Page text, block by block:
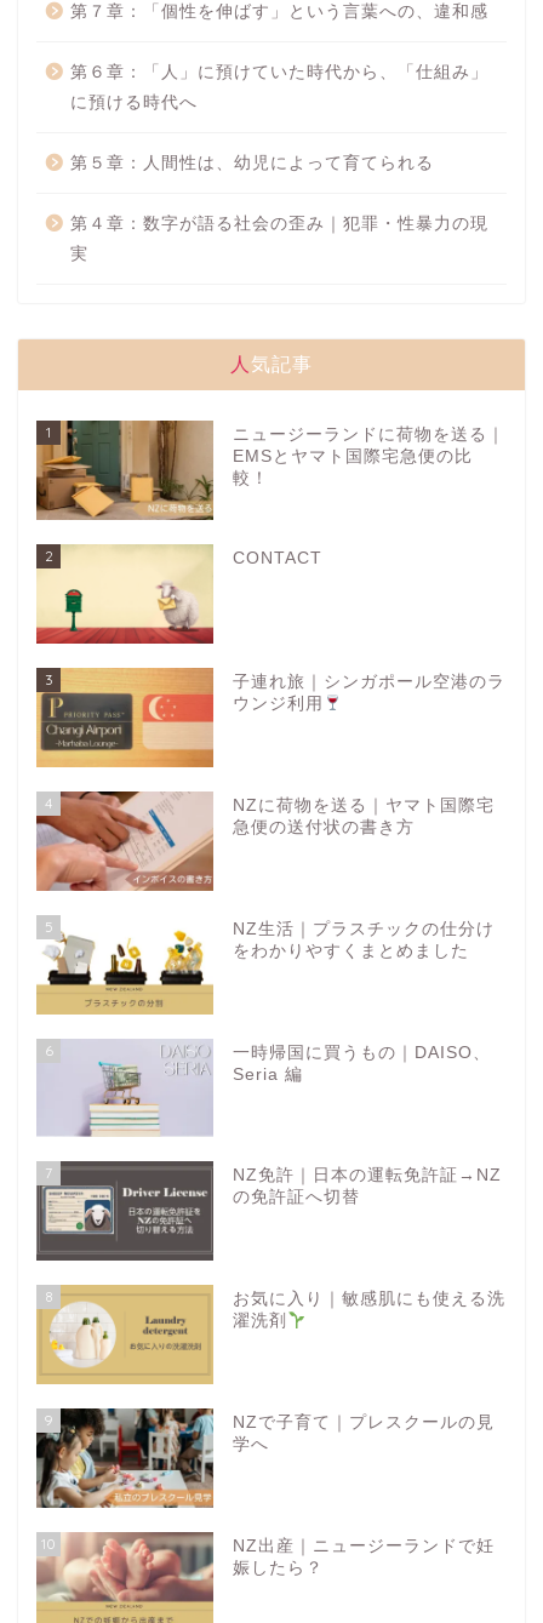
第７章：「個性を伸ばす」という言葉への、違和感
第６章：「人」に預けていた時代から、「仕組み」
に預ける時代へ
第５章：人間性は、幼児によって育てられる
第４章：数字が語る社会の歪み｜犯罪・性暴力の現
実
人気記事
1
ニュージーランドに荷物を送る｜
EMSとヤマト国際宅急便の比
較！
2 CONTACT
3
子連れ旅｜シンガポール空港のラ
ウンジ利用
4
NZに荷物を送る｜ヤマト国際宅
急便の送付状の書き方
5
NZ生活｜プラスチックの仕分け
をわかりやすくまとめました
6
一時帰国に買うもの｜DAISO、
Seria 編
7
NZ免許｜日本の運転免許証→NZ
の免許証へ切替
8
お気に入り｜敏感肌にも使える洗
濯洗剤
9
NZで子育て｜プレスクールの見
学へ
10
NZ出産｜ニュージーランドで妊
娠したら？